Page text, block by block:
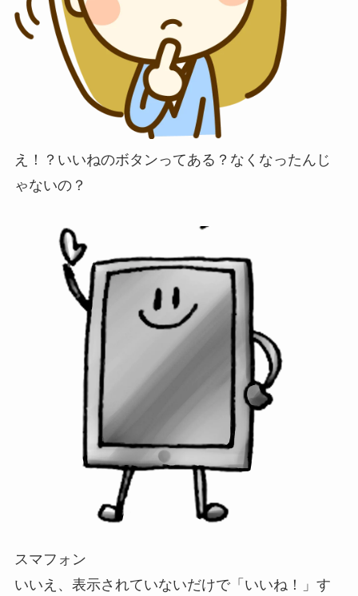
え！？いいねのボタンってある？なくなったんじ
ゃないの？
スマフォン
いいえ、表示されていないだけで「いいね！」す